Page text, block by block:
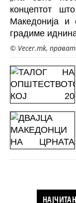
концептот
Македонија и
градиме
© Vecer.mk,